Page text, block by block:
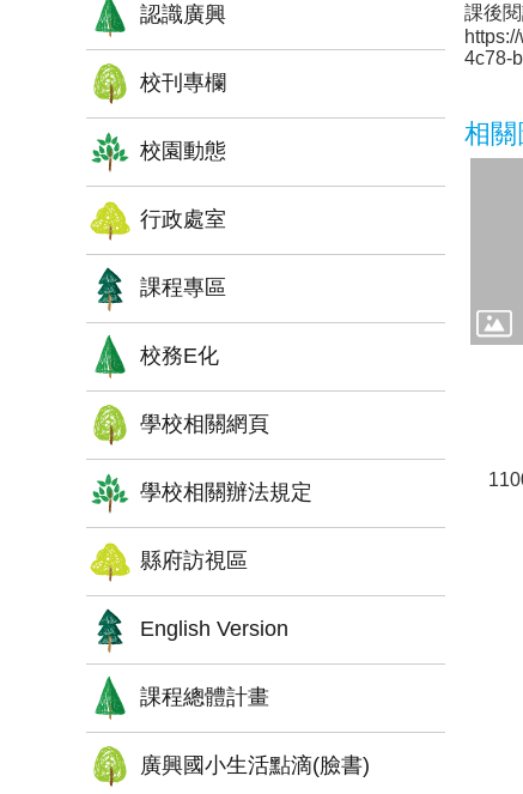
認識廣興
校刊專欄
校園動態
行政處室
課程專區
校務E化
學校相關網頁
學校相關辦法規定
縣府訪視區
English Version
課程總體計畫
廣興國小生活點滴(臉書)
課後
4c78-
相